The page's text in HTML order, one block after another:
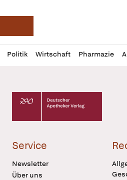
Deutsche Apotheker
Politik Wirtschaft Pharmazie
Profil
öffnen
Daz
Pur
Deutscher Apotheker Verlag
Service
Newsletter
Über uns